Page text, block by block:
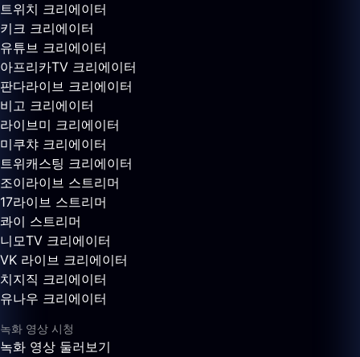
트위치 크리에이터
키크 크리에이터
유튜브 크리에이터
아프리카TV 크리에이터
판다라이브 크리에이터
비고 크리에이터
라이브미 크리에이터
미쿠챠 크리에이터
트위캐스팅 크리에이터
조이라이브 스트리머
17라이브 스트리머
콰이 스트리머
니모TV 크리에이터
VK 라이브 크리에이터
치지직 크리에이터
유나우 크리에이터
녹화 영상 시청
녹화 영상 둘러보기